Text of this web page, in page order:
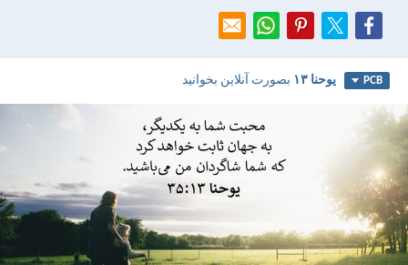
PCB يوحنا ۱۳ بصورت آنلاین بخوانید